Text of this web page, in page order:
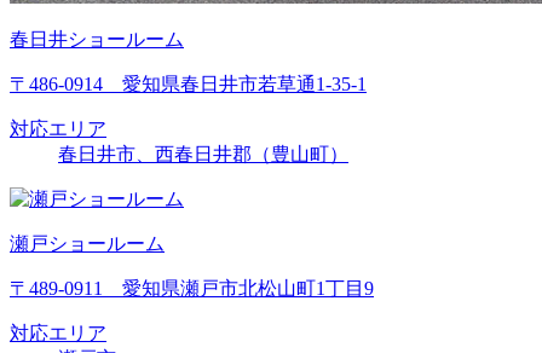
春日井ショールーム
〒486-0914 愛知県春日井市若草通1-35-1
対応エリア
春日井市、西春日井郡（豊山町）
瀬戸ショールーム
〒489-0911 愛知県瀬戸市北松山町1丁目9
対応エリア